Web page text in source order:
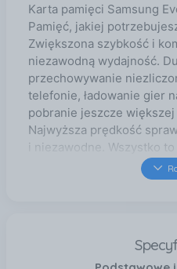
Karta pamięci Samsung
Pamięć, jakiej
Zwiększona szybkość i
niezawodną wydajność.
przechowywanie
telefonie, ładowanie gier
pobranie jeszcze
Najwyższa prędkość
i niezawodne. Wszystko
dopracowany,
zakłóceń Z łatwością
MB/s. Nawet ciężkie